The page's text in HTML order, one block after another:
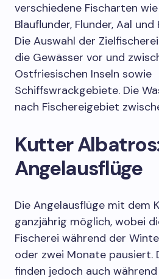
verschiedene Fischarten
Blauflunder, Flunder, Aal
Die Auswahl der
die Gewässer vor und
Ostfriesischen Inseln sowie
Schiffswrackgebiete. Die
nach Fischereigebiet
Kutter
Angelausflüge
Die Angelausflüge mit dem
ganzjährig möglich, wobei
Fischerei während der
oder zwei Monate pausiert.
finden jedoch auch